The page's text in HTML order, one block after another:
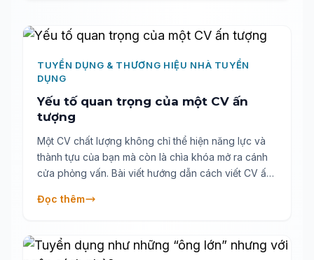
TUYỂN DỤNG & THƯƠNG HIỆU NHÀ TUYỂN
DỤNG
Yếu tố quan trọng của một CV ấn
tượng
Một CV chất lượng không chỉ thể hiện năng lực và
thành tựu của bạn mà còn là chìa khóa mở ra cánh
cửa phỏng vấn. Bài viết hướng dẫn cách viết CV ấn
tuyển dụng hiện đại. Từ trình bày thông tin cá nhân,
bày rõ ràng – tất cả nhằm giúp bạn nổi bật giữa
hàng trăm ứng viên khác.
Đọc thêm